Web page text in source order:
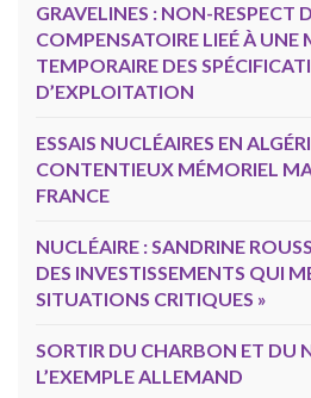
GRAVELINES : NON-RESPECT
COMPENSATOIRE LIEÉ À
TEMPORAIRE DES
D’EXPLOITATION
ESSAIS NUCLÉAIRES EN
CONTENTIEUX MÉMORIEL
FRANCE
NUCLÉAIRE : SANDRINE
DES INVESTISSEMENTS QUI
SITUATIONS CRITIQUES »
SORTIR DU CHARBON ET DU
L’EXEMPLE ALLEMAND